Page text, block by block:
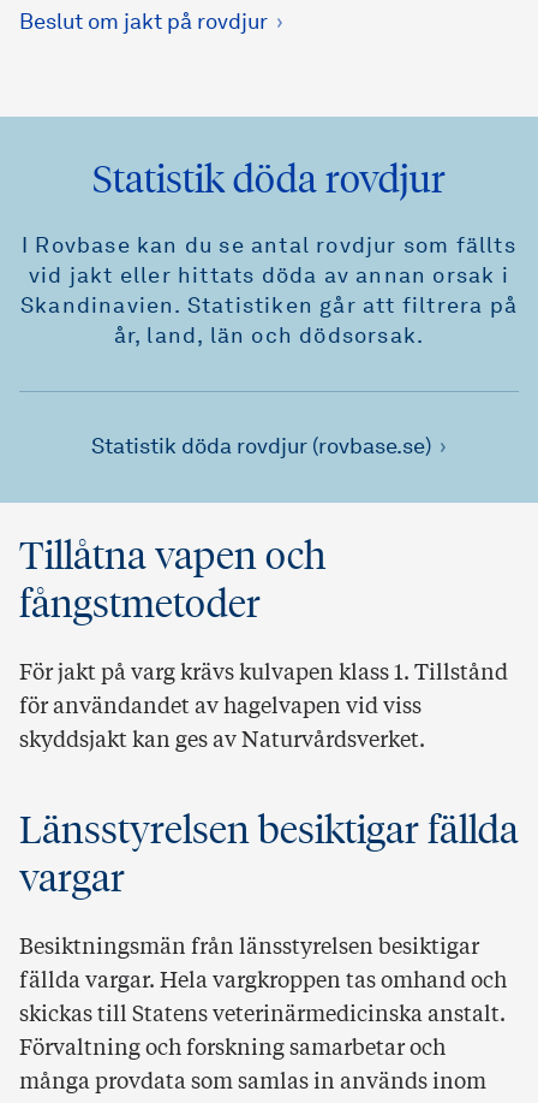
Beslut om jakt på rovdjur
Statistik döda rovdjur
I Rovbase kan du se antal rovdjur som fällts
vid jakt eller hittats döda av annan orsak i
Skandinavien. Statistiken går att filtrera på
år, land, län och dödsorsak.
Statistik döda rovdjur (rovbase.se)
Tillåtna vapen och
fångstmetoder
För jakt på varg krävs kulvapen klass 1. Tillstånd
för användandet av hagelvapen vid viss
skyddsjakt kan ges av Naturvårdsverket.
Länsstyrelsen besiktigar fällda
vargar
Besiktningsmän från länsstyrelsen besiktigar
fällda vargar. Hela vargkroppen tas omhand och
skickas till Statens veterinärmedicinska anstalt.
Förvaltning och forskning samarbetar och
många provdata som samlas in används inom